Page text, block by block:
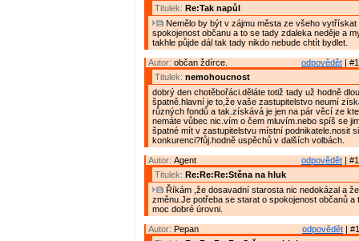
Titulek: Re:Tak napůl
Nemělo by být v zájmu města ze všeho vytřískat
spokojenost občanu a to se tady zdaleka neděje a
takhle půjde dál tak tady nikdo nebude chtít bydlet.
odpovědět |
Autor: občan ždírce.
Titulek: nemohoucnost
dobrý den chotěbořáci.děláte totiž tady už hodně
špatně.hlavní je to,že vaše zastupitelstvo neumí
různých fondů a tak.získává je jen na pár věcí ze
nemáte vůbec nic.vím o čem mluvím.nebo spíš se
špatné mít v zastupitelstvu místní podnikatele.nosit
konkurenci?fůj.hodně uspěchů v dalších volbách.
odpovědět |
Autor: Agent
Titulek: Re:Re:Re:Stěna na hluk
Říkám ,že dosavadní starosta nic nedokázal a
změnu.Je potřeba se starat o spokojenost občanů a
moc dobré úrovni.
odpovědět |
Autor: Pepan